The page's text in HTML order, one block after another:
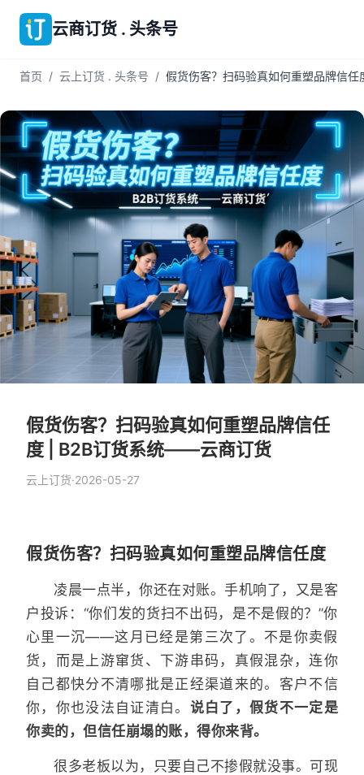
云商订货 . 头条号
首页 / 云上订货 . 头条号 / 假货伤客？扫码验真如何重塑品牌信
假货伤客？扫码验真如何重塑品牌信任
度 | B2B订货系统——云商订货
云上订货·2026-05-27
假货伤客？扫码验真如何重塑品牌信任度
凌晨一点半，你还在对账。手机响了，又是客
户投诉：“你们发的货扫不出码，是不是假的？”你
心里一沉——这月已经是第三次了。不是你卖假
货，而是上游窜货、下游串码，真假混杂，连你
自己都快分不清哪批是正经渠道来的。客户不信
你，你也没法自证清白。 说白了，假货不一定是
你卖的，但信任崩塌的账，得你来背。
很多老板以为，只要自己不掺假就没事。可现